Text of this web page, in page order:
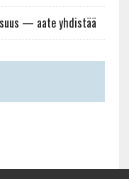
— aate yhdistää